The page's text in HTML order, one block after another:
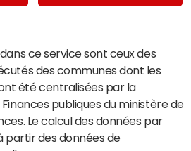
ce service sont ceux des
des communes dont les
été centralisées par la
publiques du ministère de
Le calcul des données par
partir des données de